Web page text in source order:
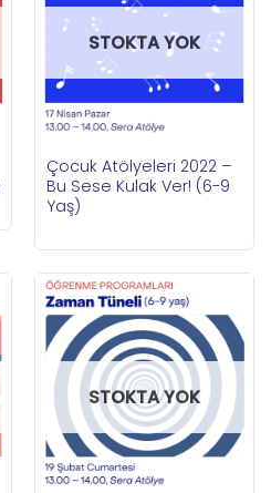
STOKTA YOK
Çocuk Atölyeleri 2022 –
Bu Sese Kulak Ver! (6-9
Yaş)
STOKTA YOK